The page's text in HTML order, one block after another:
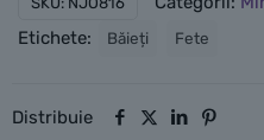
Etichete:
Băieți Fete
Distribuie